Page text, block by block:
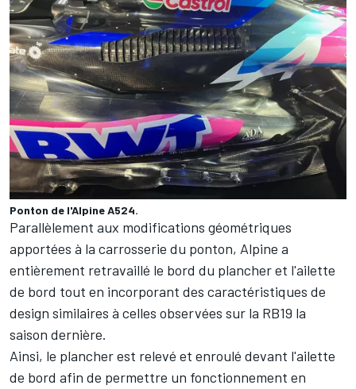
Ponton de l'Alpine A524.
Parallèlement aux modifications géométriques
apportées à la carrosserie du ponton, Alpine a
entièrement retravaillé le bord du plancher et l'ailette
de bord tout en incorporant des caractéristiques de
design similaires à celles observées sur la RB19 la
saison dernière.
Ainsi, le plancher est relevé et enroulé devant l'ailette
de bord afin de permettre un fonctionnement en